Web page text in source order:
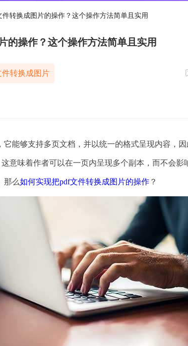
件转换成图片的操作？这个操作方法简单且实用
的操作？这个操作方法简单且实用
件转换成图片
够支持多页文档，并以统一的格式呈现内容，因
意味着作者可以在一页内呈现多个副本，而不会
那么如何实现把pdf文件转换成图片的操作 ？